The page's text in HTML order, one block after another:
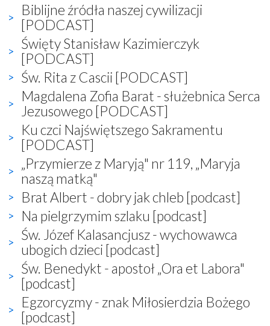
Biblijne źródła naszej cywilizacji
[PODCAST]
Święty Stanisław Kazimierczyk
[PODCAST]
Św. Rita z Cascii [PODCAST]
Magdalena Zofia Barat - służebnica Serca
Jezusowego [PODCAST]
Ku czci Najświętszego Sakramentu
[PODCAST]
„Przymierze z Maryją" nr 119, „Maryja
naszą matką"
Brat Albert - dobry jak chleb [podcast]
Na pielgrzymim szlaku [podcast]
Św. Józef Kalasancjusz - wychowawca
ubogich dzieci [podcast]
Św. Benedykt - apostoł „Ora et Labora"
[podcast]
Egzorcyzmy - znak Miłosierdzia Bożego
[podcast]